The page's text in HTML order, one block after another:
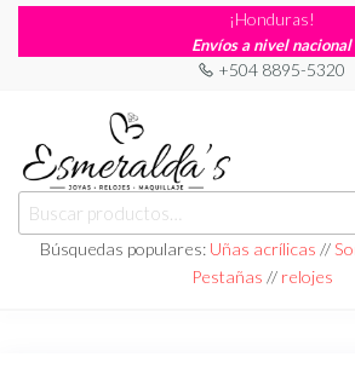
¡Honduras!
Envíos a nivel nacional
+504 8895-5320
Joyería
Esmeraldas
Joyería |
Maquillaje
|
Relojería
Búsquedas populares: Uñas acrílicas //
Pestañas // relojes